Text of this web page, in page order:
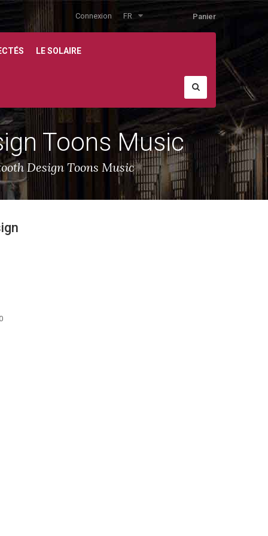
Panier
FR
Connexion
LE SOLAIRE
Toons Music
Design Toons Music